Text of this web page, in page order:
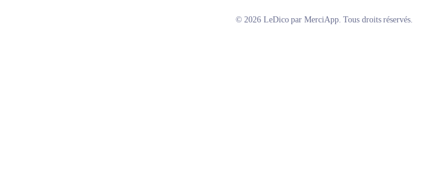
© 2026 LeDico par MerciApp. Tous droits réservés.